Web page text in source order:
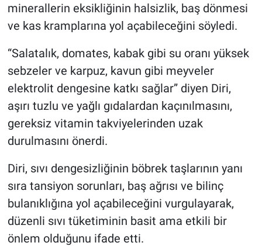
minerallerin eksikliğinin halsizlik, baş dönmesi
ve kas kramplarına yol açabileceğini söyledi.
“Salatalık, domates, kabak gibi su oranı yüksek
sebzeler ve karpuz, kavun gibi meyveler
elektrolit dengesine katkı sağlar” diyen Diri,
aşırı tuzlu ve yağlı gıdalardan kaçınılmasını,
gereksiz vitamin takviyelerinden uzak
durulmasını önerdi.
Diri, sıvı dengesizliğinin böbrek taşlarının yanı
sıra tansiyon sorunları, baş ağrısı ve bilinç
bulanıklığına yol açabileceğini vurgulayarak,
düzenli sıvı tüketiminin basit ama etkili bir
önlem olduğunu ifade etti.